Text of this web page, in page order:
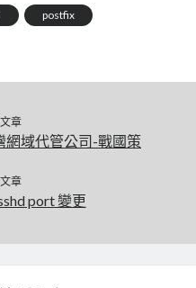
postfix
章
網域代管公司-戰國策
章
port 變更